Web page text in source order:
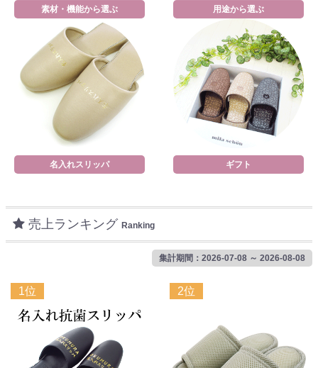
素材・機能から選ぶ 用途から選ぶ
名入れスリッパ ギフト
売上ランキング Ranking
集計期間：2026-07-08 ～ 2026-08-08
1位 2位